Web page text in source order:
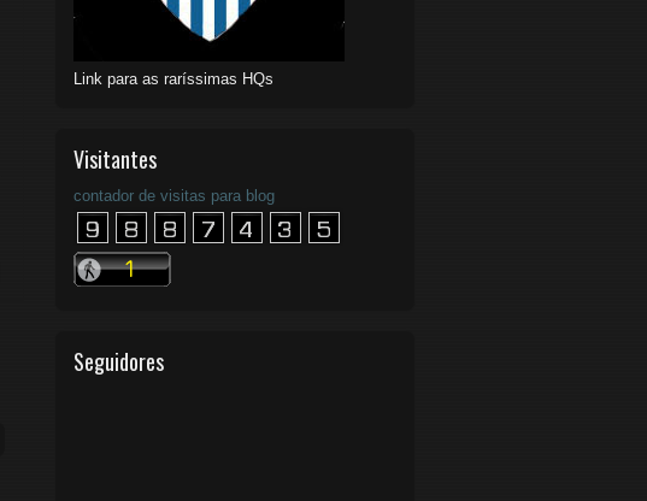
Link para as raríssimas HQs
Visitantes
contador de visitas para blog
Seguidores